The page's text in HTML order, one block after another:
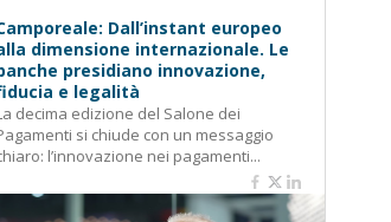
Dall’instant europeo
dimensione internazionale. Le
presidiano innovazione,
e legalità
decima edizione del Salone dei
si chiude con un messaggio
l’innovazione nei pagamenti...